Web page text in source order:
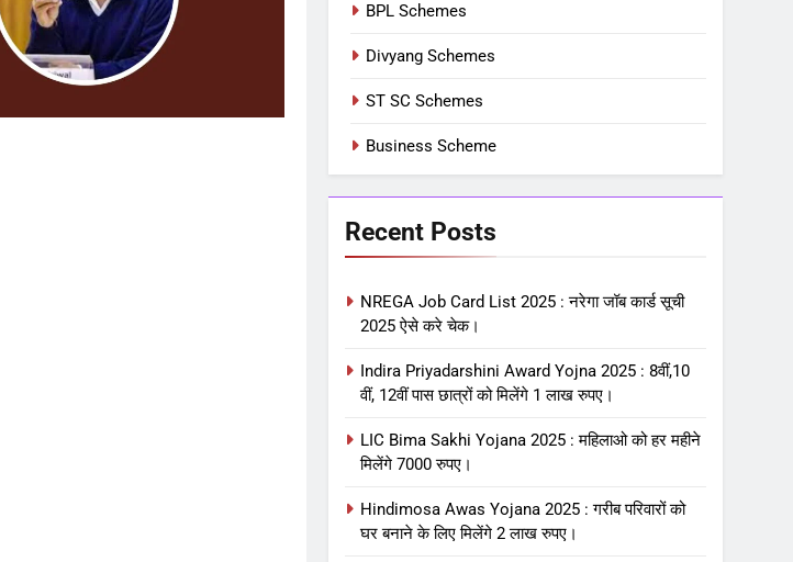
BPL Schemes
Divyang Schemes
ST SC Schemes
Business Scheme
Recent Posts
NREGA Job Card List 2025 : नरेगा जॉब कार्ड सूची
2025 ऐसे करे चेक।
Indira Priyadarshini Award Yojna 2025 : 8वीं,10
वीं, 12वीं पास छात्रों को मिलेंगे 1 लाख रुपए।
LIC Bima Sakhi Yojana 2025 : महिलाओ को हर महीने
मिलेंगे 7000 रुपए।
Hindimosa Awas Yojana 2025 : गरीब परिवारों को
घर बनाने के लिए मिलेंगे 2 लाख रुपए।